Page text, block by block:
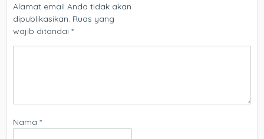
Alamat email Anda tidak akan
dipublikasikan. Ruas yang
wajib ditandai*
Nama*